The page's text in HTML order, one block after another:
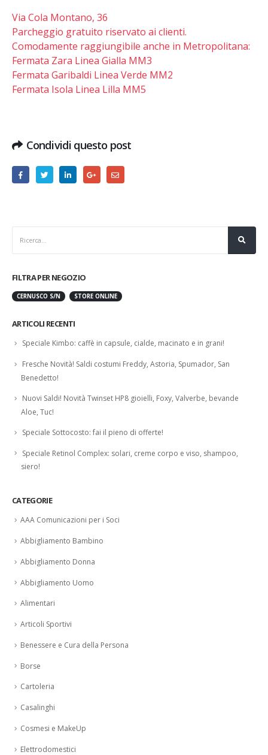
Via Cola Montano, 36
Parcheggio gratuito riservato ai clienti.
Comodamente raggiungibile anche in Metropolitana:
Fermata Zara Linea Gialla MM3
Fermata Garibaldi Linea Verde MM2
Fermata Isola Linea Lilla MM5
Condividi questo post
FILTRA PER NEGOZIO
CERNUSCO S/N STORE ONLINE
ARTICOLI RECENTI
Speciale Kimbo: caffè in capsule, cialde, macinato e in grani!
Fresche Novità! Saldi costumi Freddy, Astoria, Spumador, San
Benedetto!
Nuovi Saldi! Novità Twinset HP8 gioielli, Foxy, Valverbe, bevande
Aloe, Tuc!
Speciale Sottocosto: fai il pieno di offerte!
Speciale Retinol Complex: solari, creme corpo e viso, shampoo,
siero!
CATEGORIE
AAA Comunicazioni per i Soci
Abbigliamento Bambino
Abbigliamento Donna
Abbigliamento Uomo
Alimentari
Articoli Sportivi
Benessere e Cura della Persona
Borse
Cartoleria
Casalinghi
Cosmesi e MakeUp
Elettrodomestici